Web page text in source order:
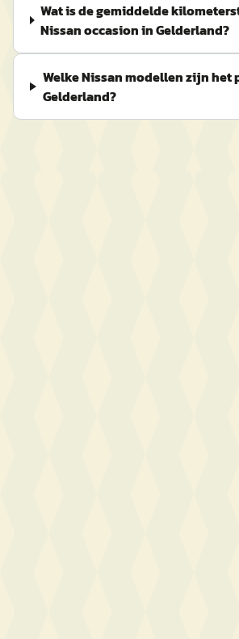
Wat is de gemiddelde
Nissan occasion in Gelderland?
Welke Nissan modellen zijn het
Gelderland?